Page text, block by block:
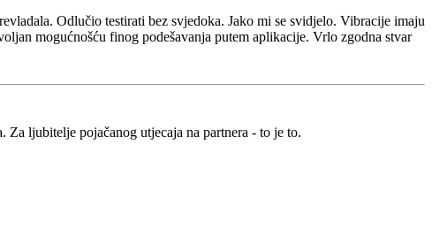
Odlučio testirati bez svjedoka. Jako mi se svidjelo. Vibracije imaju
mogućnošću finog podešavanja putem aplikacije. Vrlo zgodna stvar
ljubitelje pojačanog utjecaja na partnera - to je to.